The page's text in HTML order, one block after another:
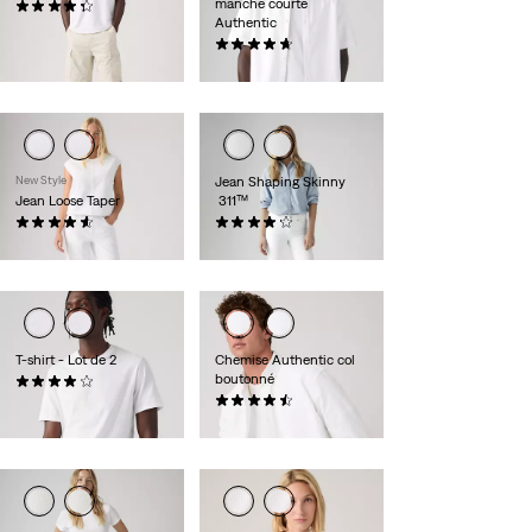
(418)
59,95 €
manche courte
Authentic
59,95 €
New Style
Jean Loose Taper
(28)
119,95 €
Jean Shaping Skinny
311™
(2562)
89,95 €
T-shirt - Lot de 2
Chemise Authentic col
boutonné
(292)